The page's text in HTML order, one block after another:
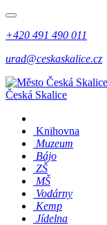
+420 491 490 011
urad@ceskaskalice.cz
Česká Skalice
Knihovna
Muzeum
Bájo
ZŠ
MŠ
Vodárny
Kemp
Jídelna